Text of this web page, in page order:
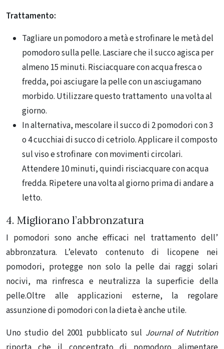
Trattamento:
Tagliare un pomodoro a metà e strofinare le metà del
pomodoro sulla pelle. Lasciare che il succo agisca per
almeno 15 minuti. Risciacquare con acqua fresca o
fredda, poi asciugare la pelle con un asciugamano
morbido. Utilizzare questo trattamento una volta al
giorno.
In alternativa, mescolare il succo di 2 pomodori con 3
o 4 cucchiai di succo di cetriolo. Applicare il composto
sul viso e strofinare con movimenti circolari.
Attendere 10 minuti, quindi risciacquare con acqua
fredda. Ripetere una volta al giorno prima di andare a
letto.
4. Migliorano l’abbronzatura
I pomodori sono anche efficaci nel trattamento dell’
abbronzatura. L’elevato contenuto di licopene nei
pomodori, protegge non solo la pelle dai raggi solari
nocivi, ma rinfresca e neutralizza la superficie della
pelle.Oltre alle applicazioni esterne, la regolare
assunzione di pomodori con la dieta è anche utile.
Uno studio del 2001 pubblicato sul Journal of Nutrition